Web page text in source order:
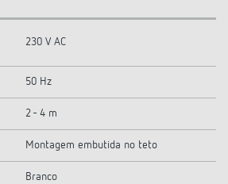
230 V AC
50 Hz
2 - 4 m
Montagem embutida no teto
Branco